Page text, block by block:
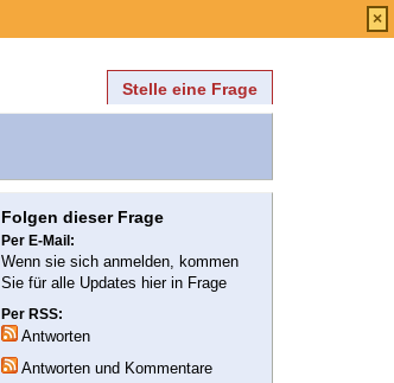
Stelle eine Frage
Folgen dieser Frage
Per E-Mail:
Wenn sie sich anmelden, kommen
Sie für alle Updates hier in Frage
Per RSS:
Antworten
Antworten und Kommentare
×